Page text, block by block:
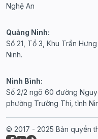
Nghệ An
Quảng Ninh:
Số 21, Tổ 3, Khu Trần
Ninh.
Ninh Bình:
Số 2/2 ngõ 60 đường
phường Trường Thi, tỉnh
© 2017 - 2025 Bản quyền